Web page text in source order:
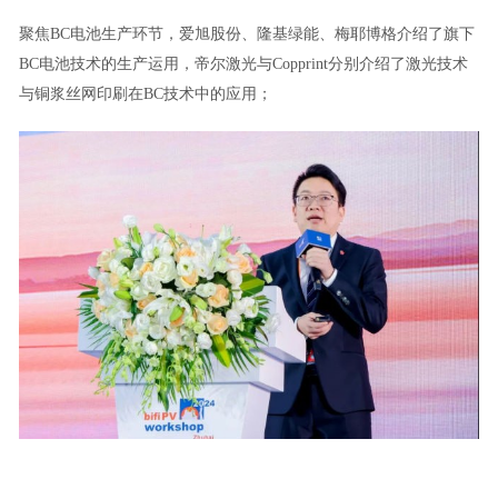
聚焦BC电池生产环节，爱旭股份、隆基绿能、梅耶博格介绍了旗下
BC电池技术的生产运用，帝尔激光与Copprint分别介绍了激光技术
与铜浆丝网印刷在BC技术中的应用；